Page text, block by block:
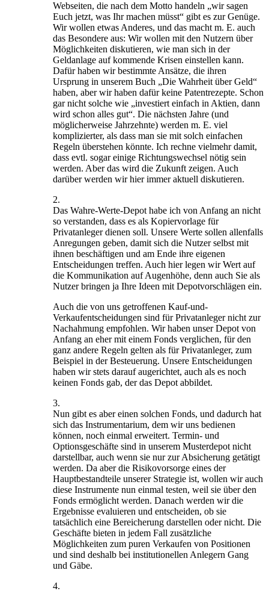
Webseiten, die nach dem Motto handeln „wir sagen
Euch jetzt, was Ihr machen müsst“ gibt es zur Genüge.
Wir wollen etwas Anderes, und das macht m. E. auch
das Besondere aus: Wir wollen mit den Nutzern über
Möglichkeiten diskutieren, wie man sich in der
Geldanlage auf kommende Krisen einstellen kann.
Dafür haben wir bestimmte Ansätze, die ihren
Ursprung in unserem Buch „Die Wahrheit über Geld“
haben, aber wir haben dafür keine Patentrezepte. Schon
gar nicht solche wie „investiert einfach in Aktien, dann
wird schon alles gut“. Die nächsten Jahre (und
möglicherweise Jahrzehnte) werden m. E. viel
komplizierter, als dass man sie mit solch einfachen
Regeln überstehen könnte. Ich rechne vielmehr damit,
dass evtl. sogar einige Richtungswechsel nötig sein
werden. Aber das wird die Zukunft zeigen. Auch
darüber werden wir hier immer aktuell diskutieren.
2.
Das Wahre-Werte-Depot habe ich von Anfang an nicht
so verstanden, dass es als Kopiervorlage für
Privatanleger dienen soll. Unsere Werte sollen allenfalls
Anregungen geben, damit sich die Nutzer selbst mit
ihnen beschäftigen und am Ende ihre eigenen
Entscheidungen treffen. Auch hier legen wir Wert auf
die Kommunikation auf Augenhöhe, denn auch Sie als
Nutzer bringen ja Ihre Ideen mit Depotvorschlägen ein.
Auch die von uns getroffenen Kauf-und-
Verkaufentscheidungen sind für Privatanleger nicht zur
Nachahmung empfohlen. Wir haben unser Depot von
Anfang an eher mit einem Fonds verglichen, für den
ganz andere Regeln gelten als für Privatanleger, zum
Beispiel in der Besteuerung. Unsere Entscheidungen
haben wir stets darauf augerichtet, auch als es noch
keinen Fonds gab, der das Depot abbildet.
3.
Nun gibt es aber einen solchen Fonds, und dadurch hat
sich das Instrumentarium, dem wir uns bedienen
können, noch einmal erweitert. Termin- und
Optionsgeschäfte sind in unserem Musterdepot nicht
darstellbar, auch wenn sie nur zur Absicherung getätigt
werden. Da aber die Risikovorsorge eines der
Hauptbestandteile unserer Strategie ist, wollen wir auch
diese Instrumente nun einmal testen, weil sie über den
Fonds ermöglicht werden. Danach werden wir die
Ergebnisse evaluieren und entscheiden, ob sie
tatsächlich eine Bereicherung darstellen oder nicht. Die
Geschäfte bieten in jedem Fall zusätzliche
Möglichkeiten zum puren Verkaufen von Positionen
und sind deshalb bei institutionellen Anlegern Gang
und Gäbe.
4.